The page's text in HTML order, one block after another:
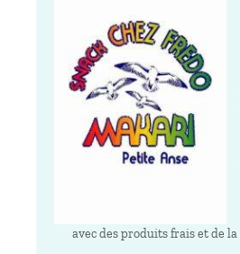
avec des produits frais et de